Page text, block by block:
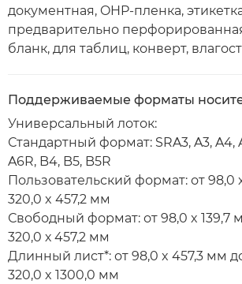
документная, OHP-пленка,
предварительно
бланк, для таблиц, конверт,
Поддерживаемые форматы
Универсальный лоток:
Стандартный формат: SRA3, A3, A4,
A6R, B4, B5, B5R
Пользовательский формат: от 98,0
320,0 x 457,2 мм
Свободный формат: от 98,0 x 139,7
320,0 х 457,2 мм
Длинный лист*: от 98,0 x 457,3 мм
320,0 x 1300,0 мм